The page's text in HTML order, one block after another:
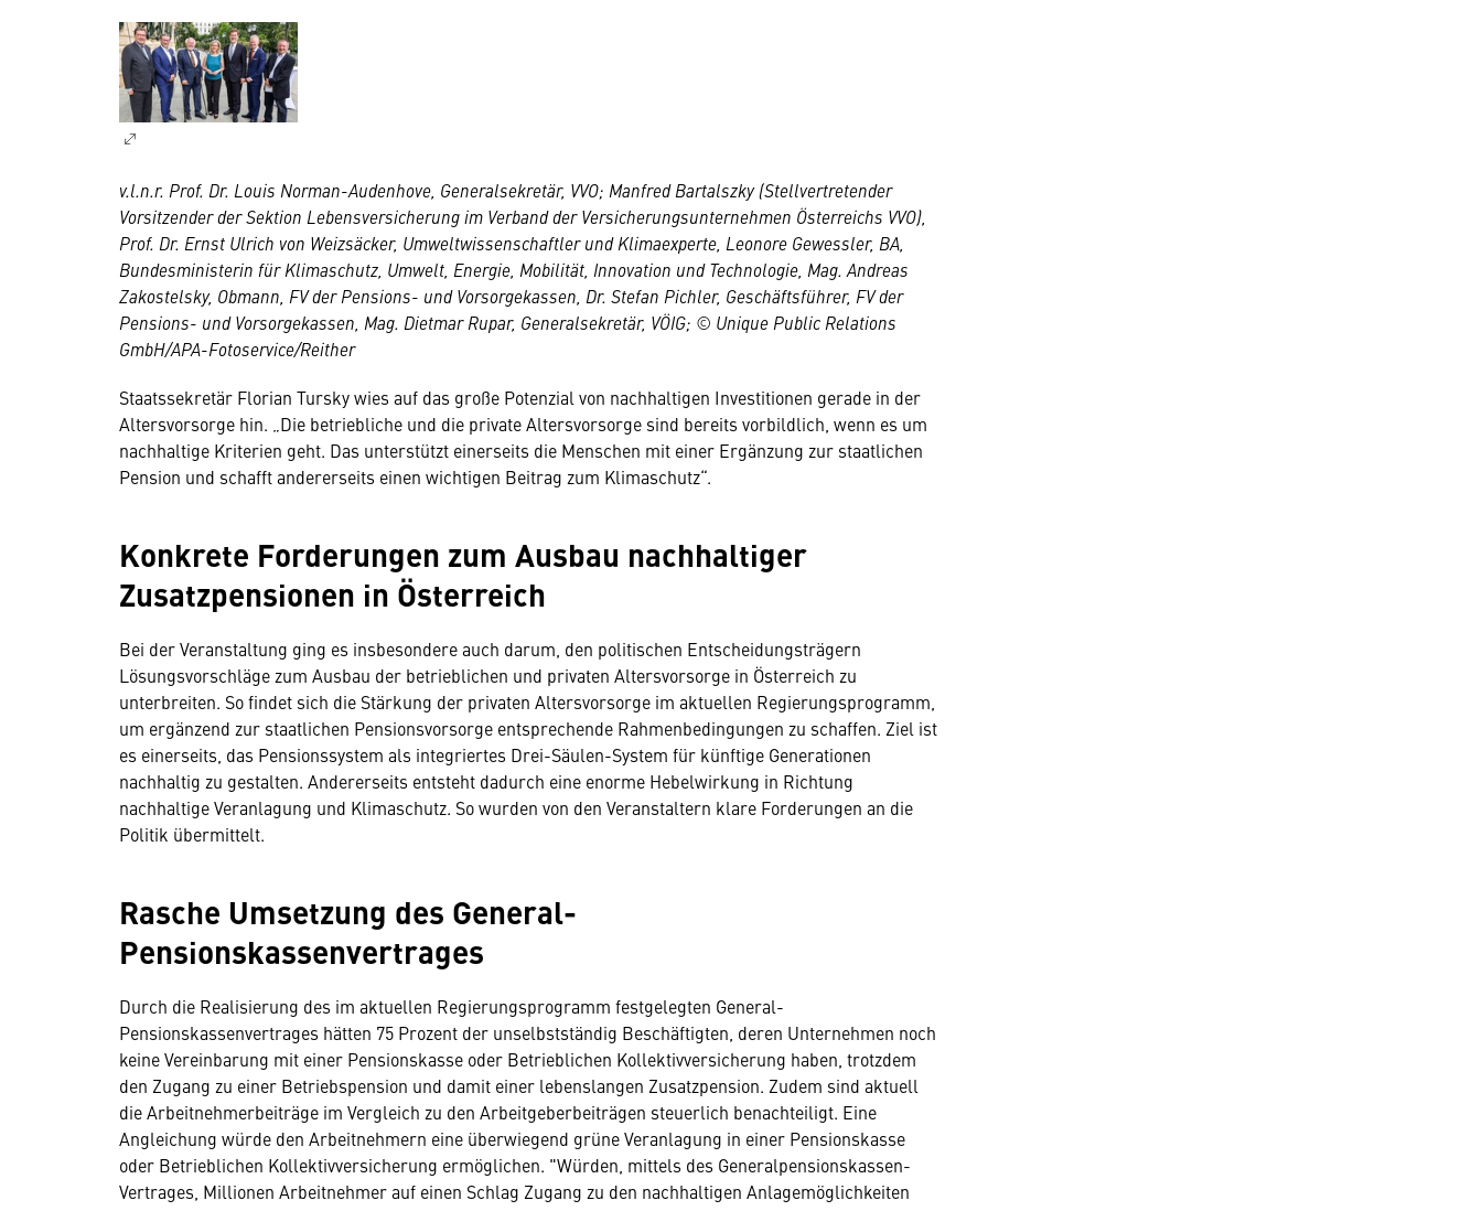
v.l.n.r. Prof. Dr. Louis Norman-Audenhove, Generalsekretär, VVO; Manfred Bartalszky (Stellvertretender
Vorsitzender der Sektion Lebensversicherung im Verband der Versicherungsunternehmen Österreichs VVO),
Prof. Dr. Ernst Ulrich von Weizsäcker, Umweltwissenschaftler und Klimaexperte, Leonore Gewessler, BA,
Bundesministerin für Klimaschutz, Umwelt, Energie, Mobilität, Innovation und Technologie, Mag. Andreas
Zakostelsky, Obmann, FV der Pensions- und Vorsorgekassen, Dr. Stefan Pichler, Geschäftsführer, FV der
Pensions- und Vorsorgekassen, Mag. Dietmar Rupar, Generalsekretär, VÖIG; © Unique Public Relations
GmbH/APA-Fotoservice/Reither
Staatssekretär Florian Tursky wies auf das große Potenzial von nachhaltigen Investitionen gerade in der
Altersvorsorge hin. „Die betriebliche und die private Altersvorsorge sind bereits vorbildlich, wenn es um
nachhaltige Kriterien geht. Das unterstützt einerseits die Menschen mit einer Ergänzung zur staatlichen
Pension und schafft andererseits einen wichtigen Beitrag zum Klimaschutz“.
Konkrete Forderungen zum Ausbau nachhaltiger
Zusatzpensionen in Österreich
Bei der Veranstaltung ging es insbesondere auch darum, den politischen Entscheidungsträgern
Lösungsvorschläge zum Ausbau der betrieblichen und privaten Altersvorsorge in Österreich zu
unterbreiten. So findet sich die Stärkung der privaten Altersvorsorge im aktuellen Regierungsprogramm,
um ergänzend zur staatlichen Pensionsvorsorge entsprechende Rahmenbedingungen zu schaffen. Ziel ist
es einerseits, das Pensionssystem als integriertes Drei-Säulen-System für künftige Generationen
nachhaltig zu gestalten. Andererseits entsteht dadurch eine enorme Hebelwirkung in Richtung
nachhaltige Veranlagung und Klimaschutz. So wurden von den Veranstaltern klare Forderungen an die
Politik übermittelt.
Rasche Umsetzung des General-
Pensionskassenvertrages
Durch die Realisierung des im aktuellen Regierungsprogramm festgelegten General-
Pensionskassenvertrages hätten 75 Prozent der unselbstständig Beschäftigten, deren Unternehmen noch
keine Vereinbarung mit einer Pensionskasse oder Betrieblichen Kollektivversicherung haben, trotzdem
den Zugang zu einer Betriebspension und damit einer lebenslangen Zusatzpension. Zudem sind aktuell
die Arbeitnehmerbeiträge im Vergleich zu den Arbeitgeberbeiträgen steuerlich benachteiligt. Eine
Angleichung würde den Arbeitnehmern eine überwiegend grüne Veranlagung in einer Pensionskasse
oder Betrieblichen Kollektivversicherung ermöglichen. "Würden, mittels des Generalpensionskassen-
Vertrages, Millionen Arbeitnehmer auf einen Schlag Zugang zu den nachhaltigen Anlagemöglichkeiten